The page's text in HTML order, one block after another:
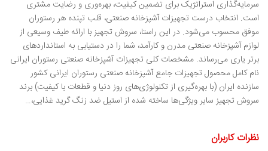
سرمایه‌گذاری استراتژیک برای تضمین کیفیت، بهره‌وری و رضایت مشتری
است. انتخاب درست تجهیزات آشپزخانه صنعتی، قلب تپنده هر رستوران
موفق محسوب می‌شود. در این راستا، سروش تجهیز با ارائه طیف وسیعی از
لوازم آشپزخانه صنعتی مدرن و کارآمد، شما را در دستیابی به استانداردهای
برتر یاری می‌رساند. مشخصات کلی تجهیزات آشپزخانه صنعتی رستوران ایرانی
نام کامل محصول تجهیزات جامع آشپزخانه صنعتی رستوران ایرانی کشور
سازنده ایران (با بهره‌گیری از تکنولوژی‌های روز دنیا و قطعات با کیفیت) برند
سروش تجهیز سایر ویژگی‌ها ساخته شده از استیل ضد زنگ گرید غذایی،…
نظرات کاربران